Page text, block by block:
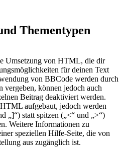
Thementypen
Umsetzung von HTML, die dir
für deinen Text
von BBCode werden durch
können jedoch auch
Beitrag deaktiviert werden.
aufgebaut, jedoch werden
„]“) statt spitzen („<“ und „>“)
Weitere Informationen zu
speziellen Hilfe-Seite, die von
aus zugänglich ist.